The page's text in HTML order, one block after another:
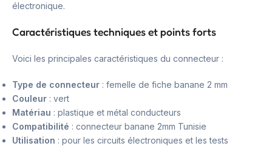
électronique.
Caractéristiques techniques et points forts
Voici les principales caractéristiques du connecteur :
Type de connecteur : femelle de fiche banane 2 mm
Couleur : vert
Matériau : plastique et métal conducteurs
Compatibilité : connecteur banane 2mm Tunisie
Utilisation : pour les circuits électroniques et les tests